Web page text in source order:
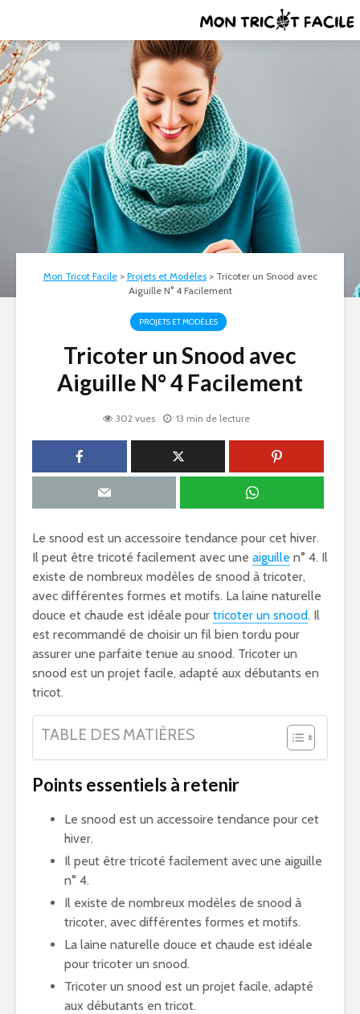
Mon Tricot Facile> Projets et Modèles> Tricoter un Snood avec
Aiguille N° 4 Facilement
PROJETS ET MODÈLES
Tricoter un Snood avec
Aiguille N° 4 Facilement
302 vues 13 min de lecture
Le snood est un accessoire tendance pour cet hiver.
Il peut être tricoté facilement avec une aiguille n° 4. Il
existe de nombreux modèles de snood à tricoter,
avec différentes formes et motifs. La laine naturelle
douce et chaude est idéale pour tricoter un snood. Il
est recommandé de choisir un fil bien tordu pour
assurer une parfaite tenue au snood. Tricoter un
snood est un projet facile, adapté aux débutants en
tricot.
TABLE DES MATIÈRES
Points essentiels à retenir
Le snood est un accessoire tendance pour cet
hiver.
Il peut être tricoté facilement avec une aiguille
n° 4.
Il existe de nombreux modèles de snood à
tricoter, avec différentes formes et motifs.
La laine naturelle douce et chaude est idéale
pour tricoter un snood.
Tricoter un snood est un projet facile, adapté
aux débutants en tricot.